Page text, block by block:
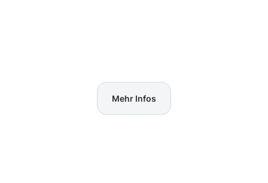
Mehr Infos